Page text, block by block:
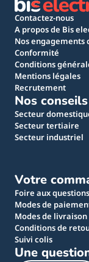
Contactez-nous
A propos de Bis
Nos engagements
Conformité
Conditions
Mentions légales
Recrutement
Nos conseils
Secteur
Secteur tertiaire
Secteur industriel
Votre
Foire aux questions
Modes de
Modes de livraison
Conditions de
Suivi colis
Une